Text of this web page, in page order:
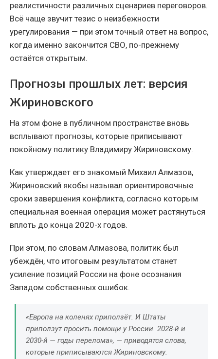
реалистичности различных сценариев переговоров.
Всё чаще звучит тезис о неизбежности
урегулирования — при этом точный ответ на вопрос,
когда именно закончится СВО, по-прежнему
остаётся открытым.
Прогнозы прошлых лет: версия
Жириновского
На этом фоне в публичном пространстве вновь
всплывают прогнозы, которые приписывают
покойному политику Владимиру Жириновскому.
Как утверждает его знакомый Михаил Алмазов,
Жириновский якобы называл ориентировочные
сроки завершения конфликта, согласно которым
специальная военная операция может растянуться
вплоть до конца 2020-х годов.
При этом, по словам Алмазова, политик был
убеждён, что итоговым результатом станет
усиление позиций России на фоне осознания
Западом собственных ошибок.
«Европа на коленях приползёт. И Штаты
приползут просить помощи у России. 2028-й и
2030-й — годы перелома», — приводятся слова,
которые приписываются Жириновскому.